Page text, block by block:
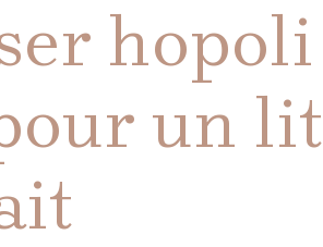
hopoli
un lit